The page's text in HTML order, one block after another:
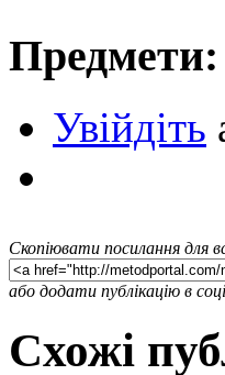
Предмети:
Увійдіть
Скопіювати посилання для
або додати публікацію в
Схожі